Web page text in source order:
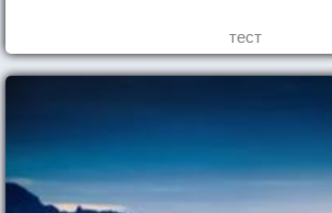
тест